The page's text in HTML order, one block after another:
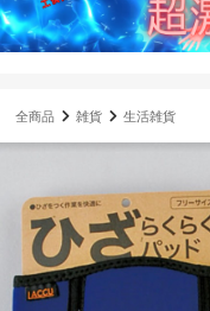
全商品 雑貨 生活雑貨